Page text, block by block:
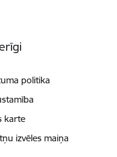
politika
karte
izvēles maiņa